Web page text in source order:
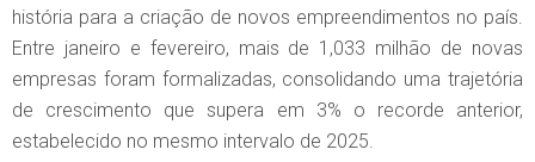
história para a criação de novos empreendimentos no país.
Entre janeiro e fevereiro, mais de 1,033 milhão de novas
empresas foram formalizadas, consolidando uma trajetória
de crescimento que supera em 3% o recorde anterior,
estabelecido no mesmo intervalo de 2025.